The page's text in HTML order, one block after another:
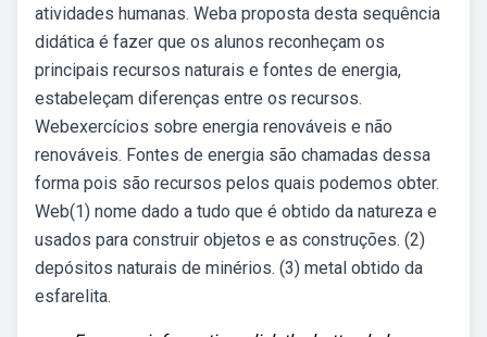
atividades humanas. Weba proposta desta sequência
didática é fazer que os alunos reconheçam os
principais recursos naturais e fontes de energia,
estabeleçam diferenças entre os recursos.
Webexercícios sobre energia renováveis e não
renováveis. Fontes de energia são chamadas dessa
forma pois são recursos pelos quais podemos obter.
Web(1) nome dado a tudo que é obtido da natureza e
usados para construir objetos e as construções. (2)
depósitos naturais de minérios. (3) metal obtido da
esfarelita.